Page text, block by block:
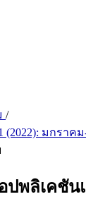
/
(2022): มกราค
พลิเคชัน